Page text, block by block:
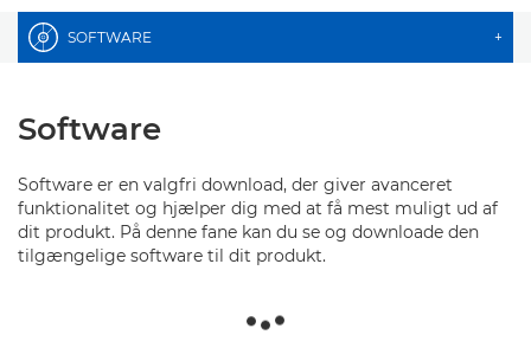
SOFTWARE +
Software
Software er en valgfri download, der giver avanceret
funktionalitet og hjælper dig med at få mest muligt ud af
dit produkt. På denne fane kan du se og downloade den
tilgængelige software til dit produkt.